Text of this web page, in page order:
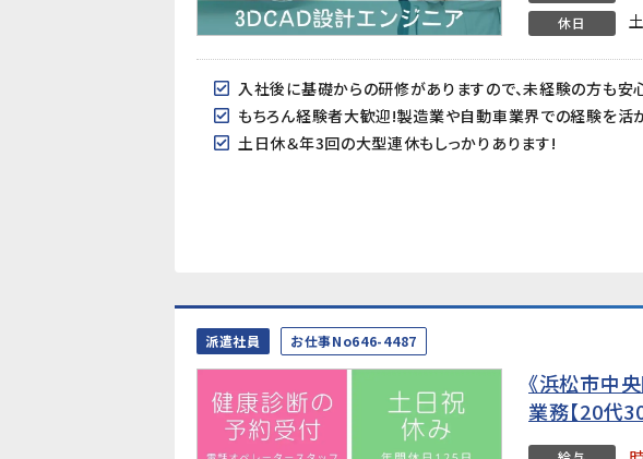
休日
入社後に基礎からの研修がありますので、未経験の方も安
もちろん経験者大歓迎!製造業や自動車業界での経験を活
土日休＆年3回の大型連休もしっかりあります!
派遣社員 お仕事No646-4487
《浜松市中
業務【20代